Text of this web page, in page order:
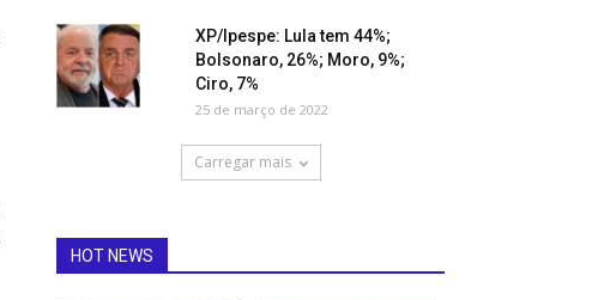
XP/Ipespe: Lula tem 44%;
Bolsonaro, 26%; Moro, 9%;
Ciro, 7%
25 de março de 2022
Carregar mais
HOT NEWS